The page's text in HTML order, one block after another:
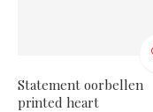
Statement oorbellen
printed heart